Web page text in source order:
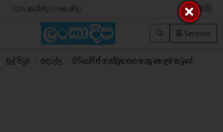
2026 අගෝස්තු 09 වන ඉරිදා
Sections
මුල් පිටුව සඳැල්ල ගිරිගෝරිස් ආණ්ඩුකාරයා තැනූ කොළඹ කටුගේ..